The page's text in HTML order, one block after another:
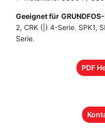
Geeignet für
2, CRK (|) 4-Serie. SPK1,
Serie.
PDF